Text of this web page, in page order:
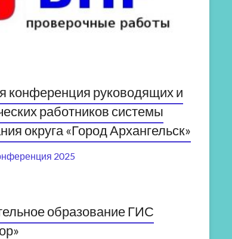
конференция руководящих и
работников системы
округа «Город Архангельск»
2025
образование ГИС